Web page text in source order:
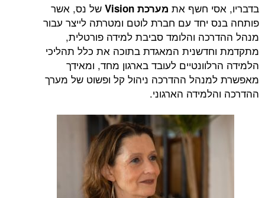
בדבריו, אסי חשף את מערכת Vision
של נס, אשר
פותחה בנס יחד עם חברת לוטם ומטרתה לייצר עבור
מנהל ההדרכה והלומד סביבת למידה פורטלית,
מתקדמת וחדשנית המאגדת בתוכה את כלל תהליכי
הלמידה הרלוונטיים לעובד בארגון מחד, ומאידך
מאפשרת למנהל ההדרכה ניהול קל ופשוט של מערך
ההדרכה והלמידה הארגוני.